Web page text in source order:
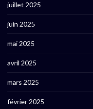
juillet 2025
juin 2025
mai 2025
avril 2025
mars 2025
février 2025